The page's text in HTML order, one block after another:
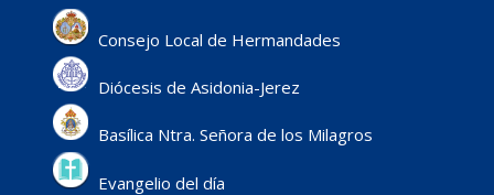
Consejo Local de Hermandades
Diócesis de Asidonia-Jerez
Basílica Ntra. Señora de los Milagros
Evangelio del día